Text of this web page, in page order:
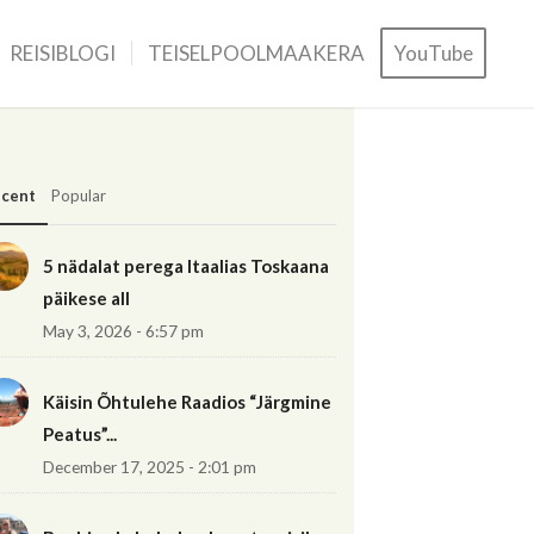
REISIBLOGI TEISELPOOLMAAKERA YouTube
Popular
5 nädalat perega Itaalias Toskaana
päikese all
May 3, 2026 - 6:57 pm
Käisin Õhtulehe Raadios “Järgmine
Peatus”...
December 17, 2025 - 2:01 pm